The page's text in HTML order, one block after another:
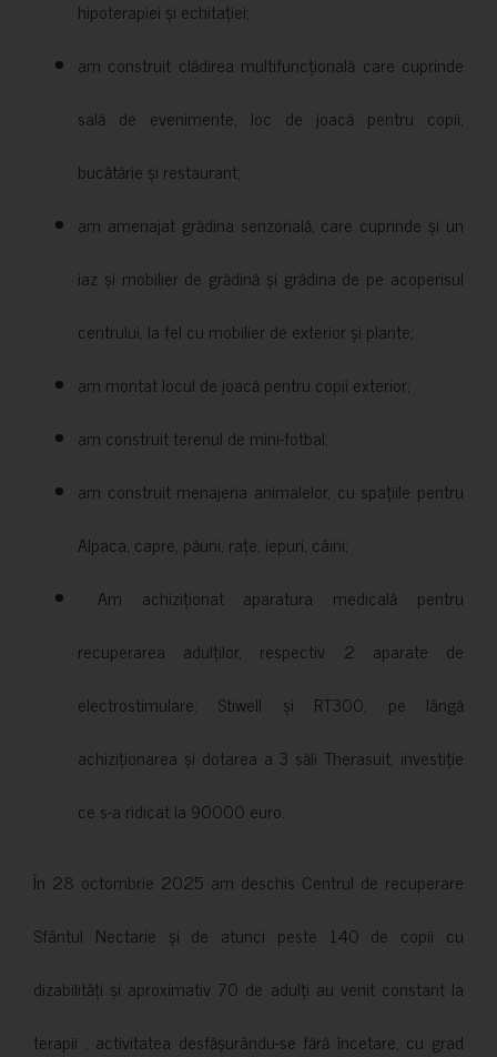
hipoterapiei și echitației;
am construit clădirea multifuncțională care cuprinde
sală de evenimente, loc de joacă pentru copii,
bucătărie și restaurant;
am amenajat grădina senzorială, care cuprinde și un
iaz și mobilier de grădină și grădina de pe acoperisul
centrului, la fel cu mobilier de exterior și plante;
am montat locul de joacă pentru copii exterior;
am construit terenul de mini-fotbal;
am construit menajeria animalelor, cu spațiile pentru
Alpaca, capre, păuni, rațe, iepuri, câini;
Am achiziționat aparatura medicală pentru
recuperarea adulților, respectiv 2 aparate de
electrostimulare: Stiwell și RT300, pe lângă
achiziționarea și dotarea a 3 săli Therasuit, investiție
ce s-a ridicat la 90000 euro.
În 28 octombrie 2025 am deschis Centrul de recuperare
Sfântul Nectarie și de atunci peste 140 de copii cu
dizabilități și aproximativ 70 de adulți au venit constant la
terapii , activitatea desfășurându-se fără încetare, cu grad